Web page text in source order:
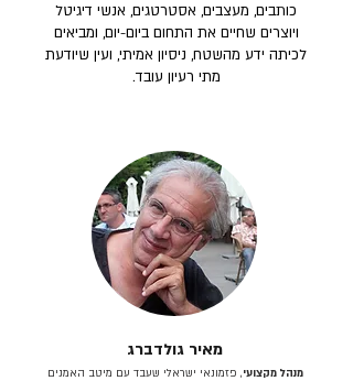
כותבים, מעצבים, אסטרטגים, אנשי דיגיטל
ויוצרים שחיים את התחום ביום-יום, ומביאים
לכיתה ידע מהשטח, ניסיון אמיתי, ועין שיודעת
מתי רעיון עובד.
מאיר גולדברג
מנהל מקצועי, פזמונאי ישראלי שעבד עם מיטב האמנים